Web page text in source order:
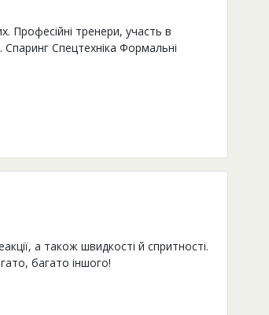
Професійні тренери, участь в
Спаринг Спецтехніка Формальні
а також швидкості й спритності.
багато іншого!